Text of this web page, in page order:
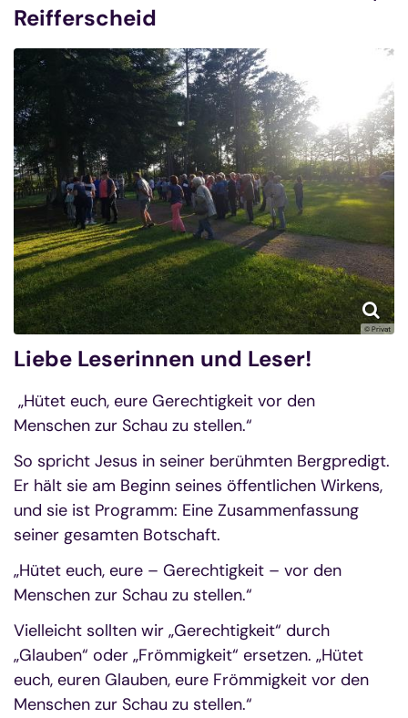
Reifferscheid
© Privat
Liebe Leserinnen und Leser!
„Hütet euch, eure Gerechtigkeit vor den
Menschen zur Schau zu stellen.“
So spricht Jesus in seiner berühmten Bergpredigt.
Er hält sie am Beginn seines öffentlichen Wirkens,
und sie ist Programm: Eine Zusammenfassung
seiner gesamten Botschaft.
„Hütet euch, eure – Gerechtigkeit – vor den
Menschen zur Schau zu stellen.“
Vielleicht sollten wir „Gerechtigkeit“ durch
„Glauben“ oder „Frömmigkeit“ ersetzen. „Hütet
euch, euren Glauben, eure Frömmigkeit vor den
Menschen zur Schau zu stellen.“